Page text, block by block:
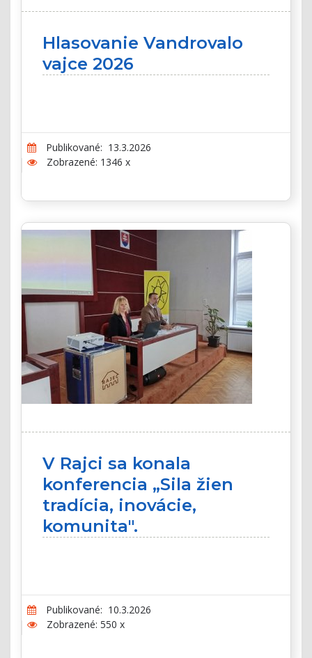
Hlasovanie Vandrovalo
vajce 2026
Publikované: 13.3.2026
Zobrazené: 1346 x
V Rajci sa konala
konferencia „Sila žien
tradícia, inovácie,
komunita".
Publikované: 10.3.2026
Zobrazené: 550 x